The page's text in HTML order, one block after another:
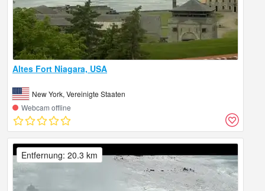
Altes Fort Niagara, USA
New York, Vereinigte Staaten
Webcam offline
Entfernung: 20.3 km